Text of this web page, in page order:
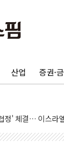
산업 증권·
금리 인상 가능
9월 동결 전망 우
이르면 다음 주"
단 명령…트럼프 제